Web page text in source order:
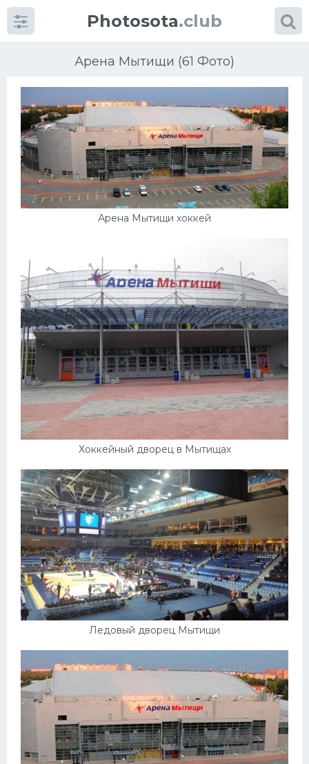
Photosota.club
Арена Мытищи (61 Фото)
Арена Мытищи хоккей
Хоккейный дворец в Мытищах
Ледовый дворец Мытищи
КатегорииФото
Еще картинки...
Баскетбол
Хоккей
Велогонки
Конькобежный спорт
Тренажеры
Интерьер квартиры